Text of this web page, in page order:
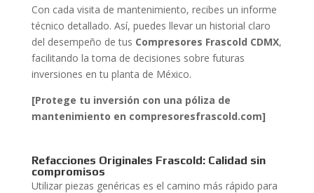
Con cada visita de mantenimiento, recibes un informe
técnico detallado. Así, puedes llevar un historial claro
del desempeño de tus Compresores Frascold CDMX,
facilitando la toma de decisiones sobre futuras
inversiones en tu planta de México.
[Protege tu inversión con una póliza de
mantenimiento en compresoresfrascold.com]
Refacciones Originales Frascold: Calidad sin
compromisos
Utilizar piezas genéricas es el camino más rápido para